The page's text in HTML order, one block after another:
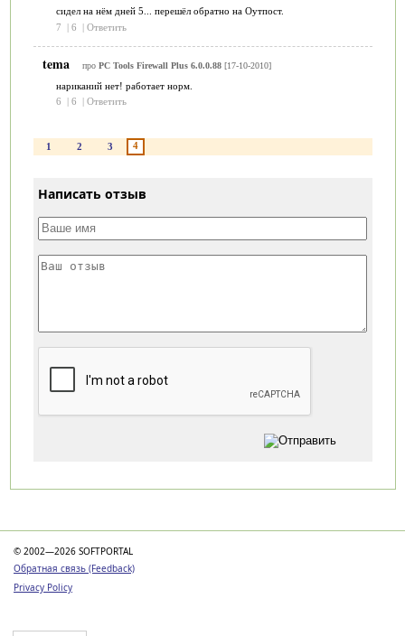
сидел на нём дней 5... перешёл обратно на Оутпост.
7
| 6 | Ответить
tema про PC Tools Firewall Plus 6.0.0.88[17-10-2010]
нариканий нет! работает норм.
6
| 6 | Ответить
1 2 3 4
Написать отзыв
© 2002—2026 SOFTPORTAL
Обратная связь (Feedback)
Privacy Policy